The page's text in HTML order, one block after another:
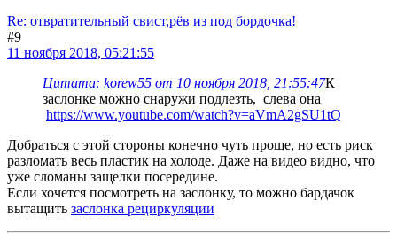
Re: отвратительный свист,рёв из под бордочка!
#9
11 ноября 2018, 05:21:55
Цитата: korew55 от 10 ноября 2018, 21:55:47К
заслонке можно снаружи подлезть, слева она
https://www.youtube.com/watch?v=aVmA2gSU1tQ
Добраться с этой стороны конечно чуть проще, но есть риск
разломать весь пластик на холоде. Даже на видео видно, что
уже сломаны защелки посередине.
Если хочется посмотреть на заслонку, то можно бардачок
вытащить заслонка рециркуляции